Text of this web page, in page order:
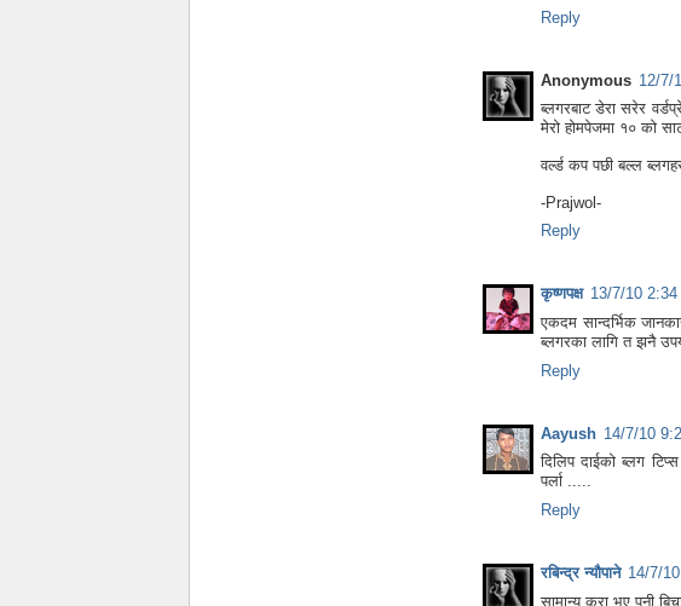
Reply
Anonymous 12/7/
ब्लगरबाट डेरा सरेर
मेरो होमपेजमा १० को
वर्ल्ड कप पछी बल्ल
-Prajwol-
Reply
कृष्णपक्ष 13/7/10 2:34
एकदम सान्दर्भिक
ब्लगरका लागि त झनै
Reply
Aayush 14/7/10
दिलिप दाईको ब्लग
पर्ला .....
Reply
रबिन्द्र न्यौपाने 14/7/
सामान्य कुरा भए पनी